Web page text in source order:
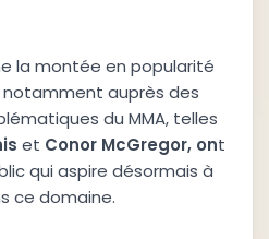
la montée en popularité
auprès des
du MMA, telles
is et Conor McGregor, ont
qui aspire désormais à
ce domaine.